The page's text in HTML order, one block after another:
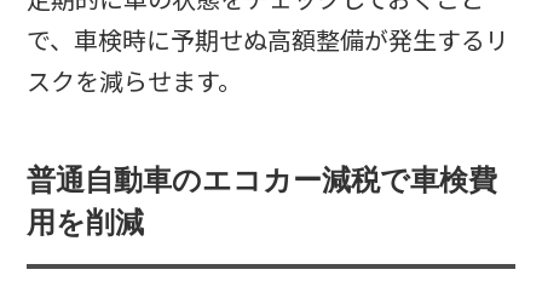
で、車検時に予期せぬ高額整備が発生するリ
スクを減らせます。​
普通自動車のエコカー減税で車検費
用を削減